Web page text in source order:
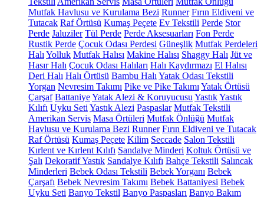
Mutfak Havlusu ve Kurulama Bezi Runner Fırın Eldiveni ve
Tutacak Raf Örtüsü Kumaş Peçete Ev Tekstili Perde Stor
Perde Jaluziler Tül Perde Perde Aksesuarları Fon Perde
Rustik Perde Çocuk Odası Perdesi Güneşlik Mutfak Perdeleri
Halı Yolluk Mutfak Halısı Makine Halısı Shaggy Halı Jüt ve
Hasır Halı Çocuk Odası Halıları Halı Kaydırmazı El Halısı
Deri Halı Halı Örtüsü Bambu Halı Yatak Odası Tekstili
Yorgan Nevresim Takımı Pike ve Pike Takımı Yatak Örtüsü
Çarşaf BattaniyeYatak Alezi & Koruyucusu YastıkYastık
Kılıfı Uyku Seti Yastık Alezi Paspaslar Mutfak Tekstili
Amerikan Servis Masa Örtüleri Mutfak Önlüğü Mutfak
Havlusu ve Kurulama Bezi Runner Fırın Eldiveni ve Tutacak
Raf Örtüsü Kumaş Peçete Kilim Seccade Salon Tekstili
Kırlent ve Kırlent Kılıfı Sandalye Minderi Koltuk Örtüsü ve
Şalı Dekoratif Yastık Sandalye Kılıfı Bahçe Tekstili Salıncak
Minderleri Bebek Odası Tekstili Bebek Yorganı Bebek
Çarşafı Bebek Nevresim Takımı Bebek Battaniyesi Bebek
Uyku Seti Banyo Tekstil Banyo Paspasları Banyo Bakım